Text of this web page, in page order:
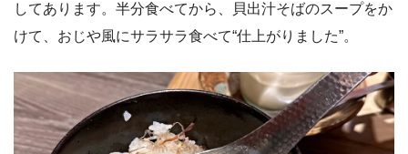
してあります。半分食べてから、貝出汁そばのスープをか
けて、おじや風にサラサラ食べて“仕上がりました”。